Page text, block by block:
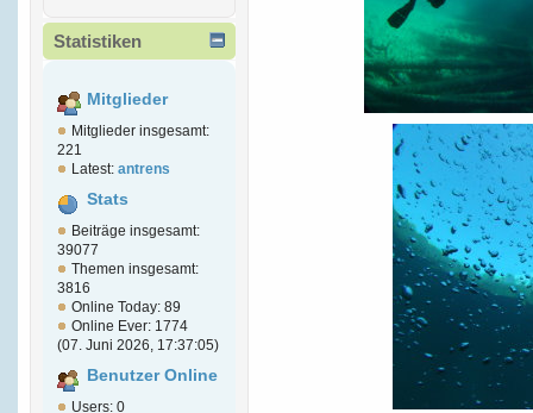
Statistiken
Mitglieder
Mitglieder insgesamt:
221
Latest: antrens
Stats
Beiträge insgesamt:
39077
Themen insgesamt:
3816
Online Today: 89
Online Ever: 1774
(07. Juni 2026, 17:37:05)
Benutzer Online
Users: 0